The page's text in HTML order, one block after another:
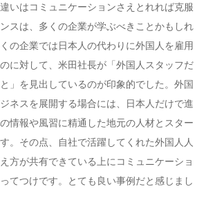
いはコミュニケーションさえとれれば克服
スは、多くの企業が学ぶべきことかもしれ
の企業では日本人の代わりに外国人を雇用
に対して、米田社長が「外国人スタッフだ
」を見出しているのが印象的でした。外国
ネスを展開する場合には、日本人だけで進
情報や風習に精通した地元の人材とスター
。その点、自社で活躍してくれた外国人人
方が共有できている上にコミュニケーショ
てつけです。とても良い事例だと感じまし